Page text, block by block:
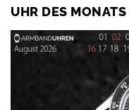
UHR DES MONATS